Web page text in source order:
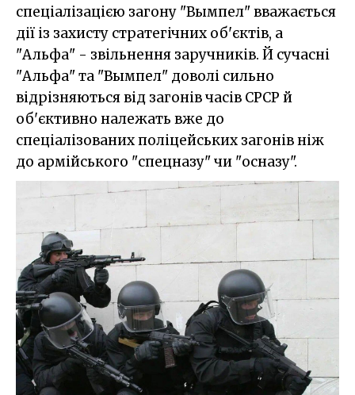
спеціалізацією загону "Вымпел" вважається
дії із захисту стратегічних об'єктів, а
"Альфа" - звільнення заручників. Й сучасні
"Альфа" та "Вымпел" доволі сильно
відрізняються від загонів часів СРСР й
об'єктивно належать вже до
спеціалізованих поліцейських загонів ніж
до армійського "спецназу" чи "осназу".